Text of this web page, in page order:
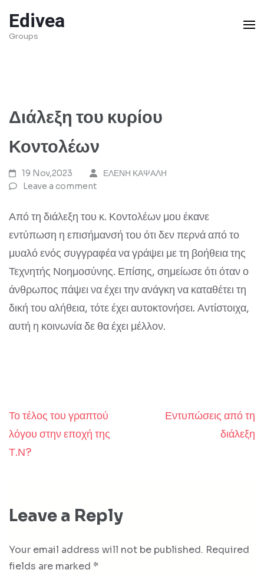
to
content
Edivea
Groups
Διάλεξη του κυρίου
Κοντολέων
19 Nov,2023
ΕΛΕΝΗ ΚΑΨΑΛΗ
Leave a comment
Από τη διάλεξη του κ. Κοντολέων μου έκανε
εντύπωση η επισήμανσή του ότι δεν περνά από το
μυαλό ενός συγγραφέα να γράψει με τη βοήθεια της
Τεχνητής Νοημοσύνης. Επίσης, σημείωσε ότι όταν ο
άνθρωπος πάψει να έχει την ανάγκη να καταθέτει τη
δική του αλήθεια, τότε έχει αυτοκτονήσει. Αντίστοιχα,
αυτή η κοινωνία δε θα έχει μέλλον.
Post
navigation
Το τέλος του γραπτού
λόγου στην εποχή της
Τ.Ν?
Εντυπώσεις από τη
διάλεξη
Leave a Reply
Your email address will not be published. Required
fields are marked *